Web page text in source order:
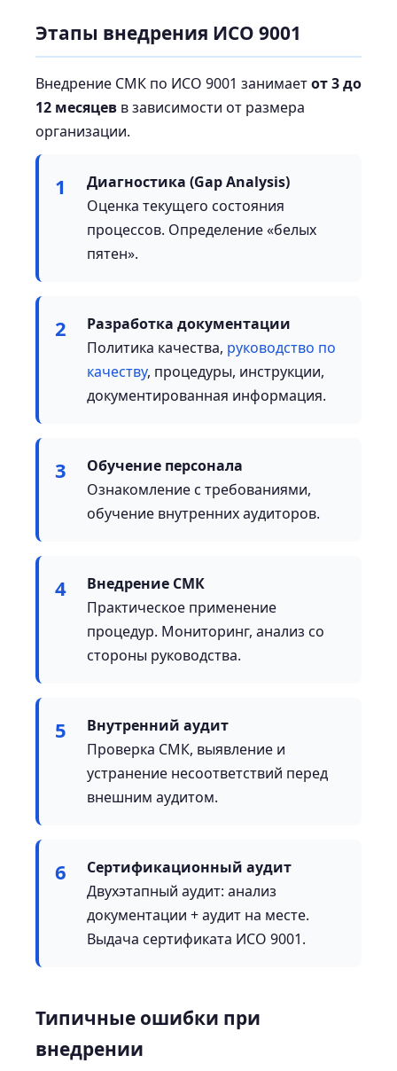
Этапы внедрения ИСО 9001
Внедрение СМК по ИСО 9001 занимаетот 3 до
12 месяцев в зависимости от размера
организации.
1
Диагностика (Gap Analysis)
Оценка текущего состояния
процессов. Определение «белых
пятен».
2
Разработка документации
Политика качества, руководство по
качеству, процедуры, инструкции,
документированная информация.
3
Обучение персонала
Ознакомление с требованиями,
обучение внутренних аудиторов.
4
Внедрение СМК
Практическое применение
процедур. Мониторинг, анализ со
стороны руководства.
5
Внутренний аудит
Проверка СМК, выявление и
устранение несоответствий перед
внешним аудитом.
6
Сертификационный аудит
Двухэтапный аудит: анализ
документации + аудит на месте.
Выдача сертификата ИСО 9001.
Типичные ошибки при
внедрении